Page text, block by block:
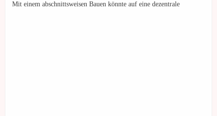
Mit einem abschnittsweisen Bauen könnte auf eine dezentrale